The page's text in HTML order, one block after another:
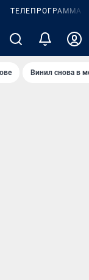
ТЕЛЕПРОГРАММА
Винил снова в